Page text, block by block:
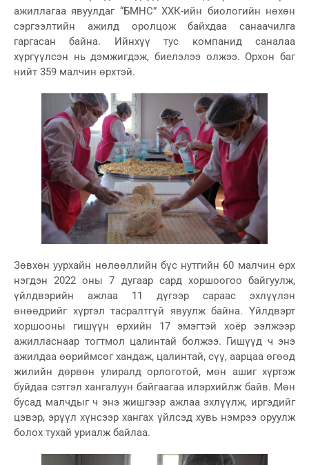
ажиллагаа явуулдаг “БМНС” ХХК-ийн биологийн нөхөн
сэргээлтийн ажилд оролцож байхдаа санаачилга
гаргасан байна. Ийнхүү тус компанид саналаа
хүргүүлсэн нь дэмжигдэж, биелэлээ олжээ. Орхон баг
нийт 359 малчин өрхтэй.
Зөвхөн уурхайн нөлөөллийн бүс нутгийн 60 малчин өрх
нэгдэн 2022 оны 7 дугаар сард хоршоогоо байгуулж,
үйлдвэрийн ажлаа 11 дүгээр сараас эхлүүлэн
өнөөдрийг хүртэл тасралтгүй явуулж байна. Үйлдвэрт
хоршооны гишүүн өрхийн 17 эмэгтэй хоёр ээлжээр
ажилласнаар тогтмол цалинтай болжээ. Гишүүд ч энэ
ажилдаа өөриймсөг хандаж, цалинтай, сүү, аарцаа өгөөд
жилийн дөрвөн улиралд орлоготой, мөн ашиг хүртэж
буйдаа сэтгэл хангалуун байгаагаа илэрхийлж байв. Мөн
бусад малчдыг ч энэ жишгээр ажлаа эхлүүлж, иргэдийг
цэвэр, эрүүл хүнсээр хангах үйлсэд хувь нэмрээ оруулж
болох тухай уриалж байлаа.